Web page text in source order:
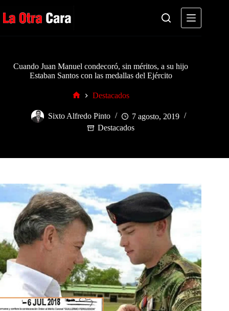
al
contenido
Cuando Juan Manuel condecoró, sin méritos, a su hijo
Estaban Santos con las medallas del Ejército
Destacados
Sixto Alfredo Pinto
7 agosto, 2019
Destacados